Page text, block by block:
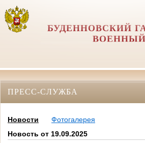
БУДЕННОВСКИЙ
ПРЕСС-СЛУЖБА
Новости
Фотогалерея
Новость от 19.09.2025